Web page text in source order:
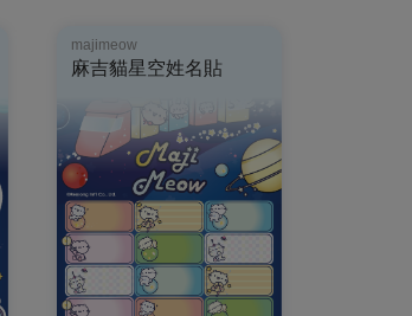
majimeow
麻吉貓星空姓名貼